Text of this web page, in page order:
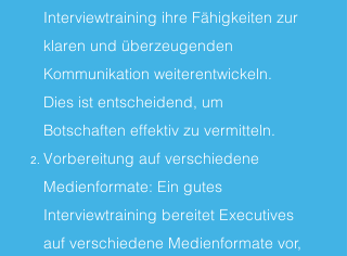
Interviewtraining ihre Fähigkeiten zur
klaren und überzeugenden
Kommunikation weiterentwickeln.
Dies ist entscheidend, um
Botschaften effektiv zu vermitteln.
Vorbereitung auf verschiedene
Medienformate: Ein gutes
Interviewtraining bereitet Executives
auf verschiedene Medienformate vor,